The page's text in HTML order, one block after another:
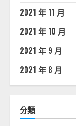
2021 年 11 月
2021 年 10 月
2021 年 9 月
2021 年 8 月
分類